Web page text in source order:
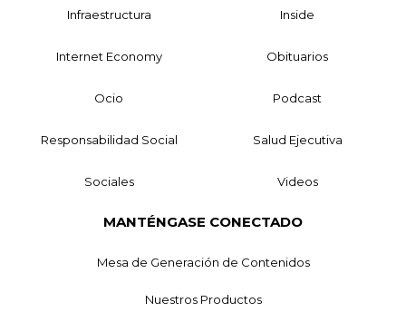
Infraestructura Inside
Internet Economy Obituarios
Ocio Podcast
Responsabilidad Social Salud Ejecutiva
Sociales Videos
MANTÉNGASE CONECTADO
Mesa de Generación de Contenidos
Nuestros Productos